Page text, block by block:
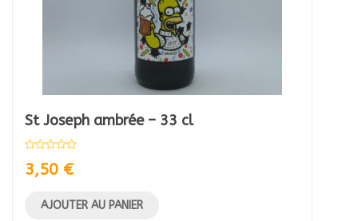
St Joseph ambrée – 33 cl
3,50 €
AJOUTER AU PANIER